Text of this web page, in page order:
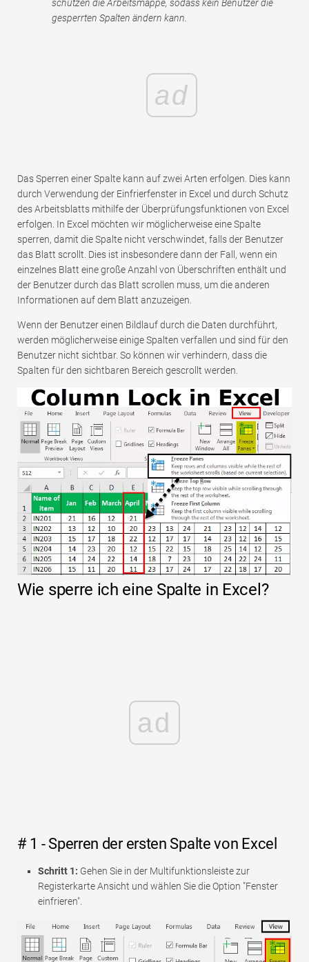
schützen die Arbeitsmappe, sodass kein Benutzer die
gesperrten Spalten ändern kann.
ad
Das Sperren einer Spalte kann auf zwei Arten erfolgen. Dies kann
durch Verwendung der Einfrierfenster in Excel und durch Schutz
des Arbeitsblatts mithilfe der Überprüfungsfunktionen von Excel
erfolgen. In Excel möchten wir möglicherweise eine Spalte
sperren, damit die Spalte nicht verschwindet, falls der Benutzer
das Blatt scrollt. Dies ist insbesondere dann der Fall, wenn ein
einzelnes Blatt eine große Anzahl von Überschriften enthält und
der Benutzer durch das Blatt scrollen muss, um die anderen
Informationen auf dem Blatt anzuzeigen.
Wenn der Benutzer einen Bildlauf durch die Daten durchführt,
werden möglicherweise einige Spalten verfallen und sind für den
Benutzer nicht sichtbar. So können wir verhindern, dass die
Spalten für den sichtbaren Bereich gescrollt werden.
Wie sperre ich eine Spalte in Excel?
ad
# 1 - Sperren der ersten Spalte von Excel
Schritt 1: Gehen Sie in der Multifunktionsleiste zur
Registerkarte Ansicht und wählen Sie die Option "Fenster
einfrieren".